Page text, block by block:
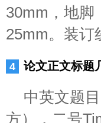
30mm，地脚
25mm。装订
论文正文标题
中英文题
方），二号